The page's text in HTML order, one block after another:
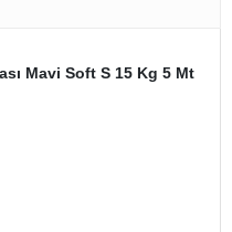
Mavi Soft S 15 Kg 5 Mt